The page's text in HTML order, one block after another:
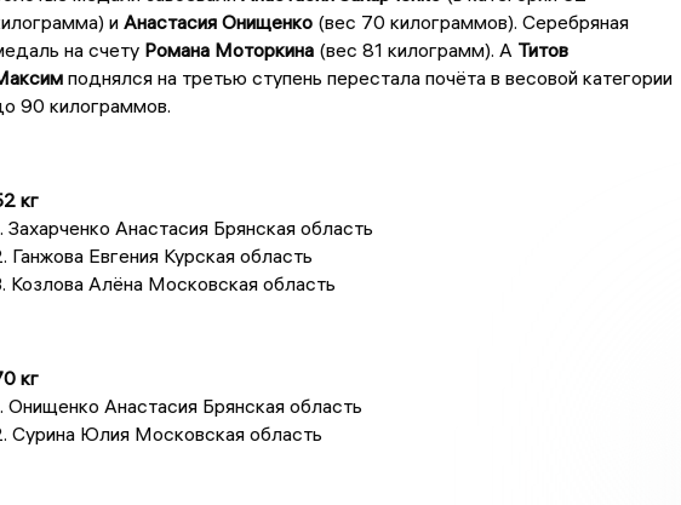
и Анастасия Онищенко (вес 70 килограммов). Серебряная
на счету Романа Моторкина(вес 81 килограмм). А Титов
поднялся на третью ступень перестала почёта в весовой категории
90 килограммов.
кг
Захарченко Анастасия Брянская область
Ганжова Евгения Курская область
Козлова Алёна Московская область
кг
Онищенко Анастасия Брянская область
Сурина Юлия Московская область